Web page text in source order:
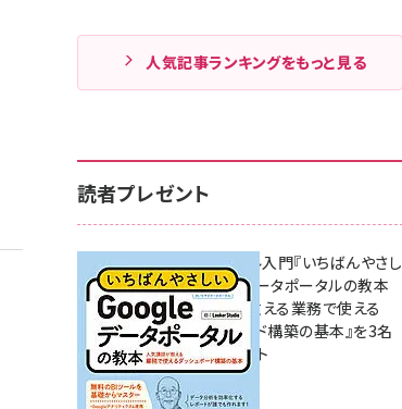
人気記事ランキングをもっと見る
読者プレゼント
無料BIツール入門『いちばんやさし
いGoogleデータポータルの教本
人気講師が教える業務で使える
ダッシュボード構築の基本』を3名
様にプレゼント
7月31日 10:00